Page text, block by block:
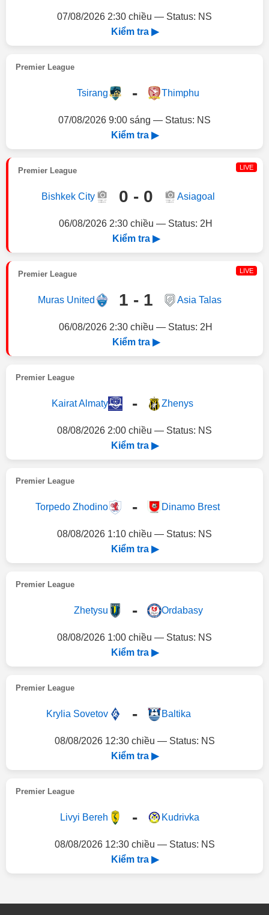
07/08/2026 2:30 chiều — Status: NS
Kiểm tra ▶
Premier League
Tsirang - Thimphu
07/08/2026 9:00 sáng — Status: NS
Kiểm tra ▶
Premier League LIVE
Bishkek City 0 - 0 Asiagoal
06/08/2026 2:30 chiều — Status: 2H
Kiểm tra ▶
Premier League LIVE
Muras United 1 - 1 Asia Talas
06/08/2026 2:30 chiều — Status: 2H
Kiểm tra ▶
Premier League
Kairat Almaty - Zhenys
08/08/2026 2:00 chiều — Status: NS
Kiểm tra ▶
Premier League
Torpedo Zhodino - Dinamo Brest
08/08/2026 1:10 chiều — Status: NS
Kiểm tra ▶
Premier League
Zhetysu - Ordabasy
08/08/2026 1:00 chiều — Status: NS
Kiểm tra ▶
Premier League
Krylia Sovetov - Baltika
08/08/2026 12:30 chiều — Status: NS
Kiểm tra ▶
Premier League
Livyi Bereh - Kudrivka
08/08/2026 12:30 chiều — Status: NS
Kiểm tra ▶